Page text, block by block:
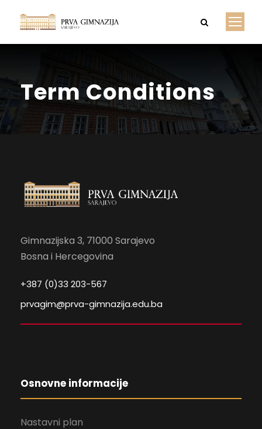
Term Conditions
Gimnazijska 3, 71000 Sarajevo
Bosna i Hercegovina
+387 (0)33 203-567
prvagim@prva-gimnazija.edu.ba
Osnovne informacije
Nastavni plan